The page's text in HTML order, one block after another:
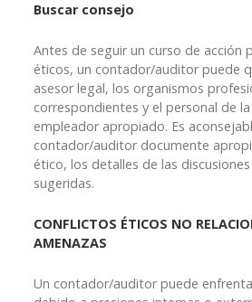
Buscar consejo
Antes de seguir un curso de acción
éticos, un contador/auditor puede
asesor legal, los organismos
correspondientes y el personal de
empleador apropiado. Es
contador/auditor documente
ético, los detalles de las
sugeridas.
CONFLICTOS ÉTICOS NO
AMENAZAS
Un contador/auditor puede